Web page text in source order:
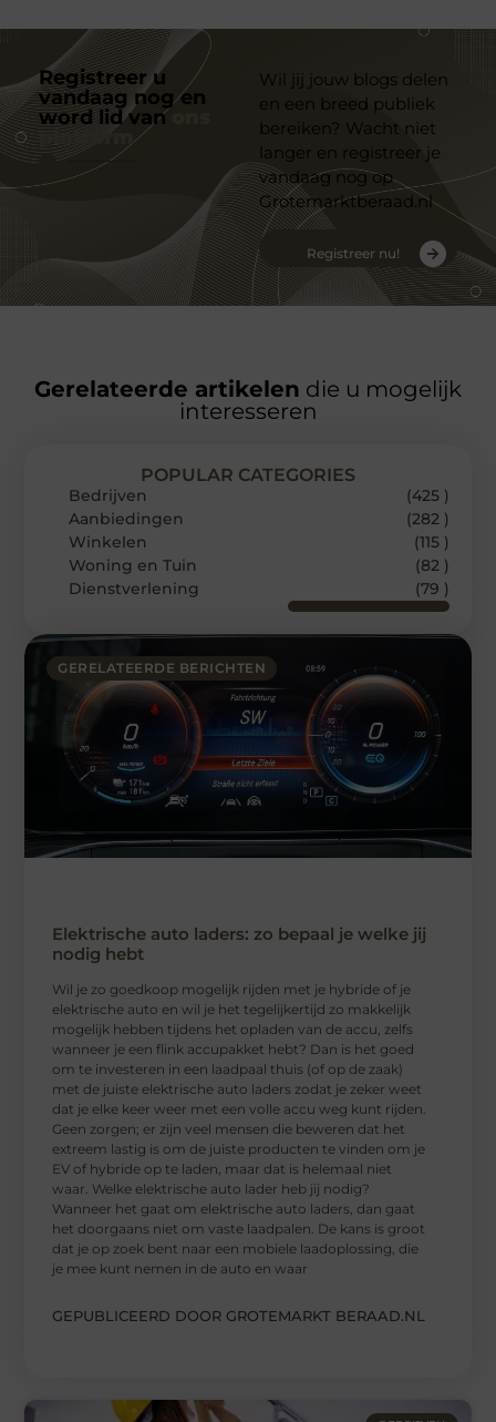
Registreer u
vandaag nog en
word lid van
platform
Wil jij jouw blogs delen
en een breed publiek
bereiken? Wacht niet
langer en registreer je
vandaag nog op
Grotemarktberaad.nl
Registreer nu!
Gerelateerde artikelen die u mogelijk
interesseren
GERELATEERDE BERICHTEN
Elektrische auto laders: zo bepaal je welke jij
nodig hebt
Wil je zo goedkoop mogelijk rijden met je hybride of je
elektrische auto en wil je het tegelijkertijd zo makkelijk
mogelijk hebben tijdens het opladen van de accu, zelfs
wanneer je een flink accupakket hebt? Dan is het goed
om te investeren in een laadpaal thuis (of op de zaak)
met de juiste elektrische auto laders zodat je zeker weet
dat je elke keer weer met een volle accu weg kunt rijden.
Geen zorgen; er zijn veel mensen die beweren dat het
extreem lastig is om de juiste producten te vinden om je
EV of hybride op te laden, maar dat is helemaal niet
waar. Welke elektrische auto lader heb jij nodig?
Wanneer het gaat om elektrische auto laders, dan gaat
het doorgaans niet om vaste laadpalen. De kans is groot
dat je op zoek bent naar een mobiele laadoplossing, die
je mee kunt nemen in de auto en waar
GEPUBLICEERD DOOR GROTEMARKT BERAAD.NL
POPULAR CATEGORIES
Bedrijven
(425 )
Aanbiedingen
(282 )
Winkelen
(115 )
Woning en Tuin
(82 )
Dienstverlening
(79 )